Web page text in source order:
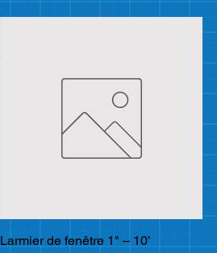
Larmier de fenêtre 1" – 10’